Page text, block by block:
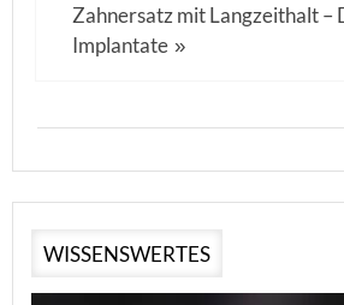
Zahnersatz mit Langzeithalt –
Implantate »
WISSENSWERTES